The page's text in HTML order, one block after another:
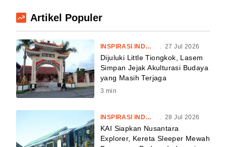
Artikel Populer
INSPIRASI INDONESIA 27 Jul 2026
Dijuluki Little Tiongkok, Lasem
Simpan Jejak Akulturasi Budaya
yang Masih Terjaga
3 min
INSPIRASI INDONESIA . 28 Jul 2026
KAI Siapkan Nusantara
Explorer, Kereta Sleeper Mewah